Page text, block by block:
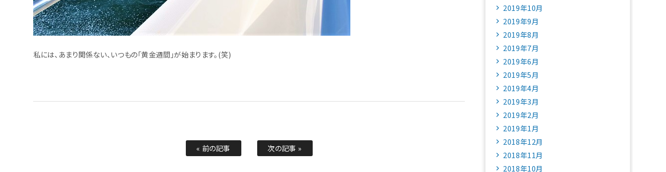
私には、あまり関係ない、いつもの「黄金週間」が始まります。(笑)
« 前の記事 次の記事 »
2019年10月
2019年9月
2019年8月
2019年7月
2019年6月
2019年5月
2019年4月
2019年3月
2019年2月
2019年1月
2018年12月
2018年11月
2018年10月